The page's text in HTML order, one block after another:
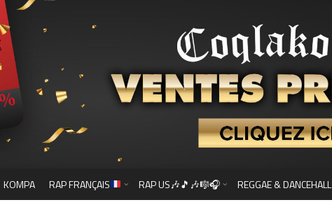
KOMPA RAP FRANÇAIS RAP US🎶🎵🎶🎼🎧 REGGAE & DANCEHALL